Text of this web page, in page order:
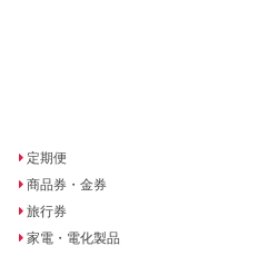
定期便
商品券・金券
旅行券
家電・電化製品